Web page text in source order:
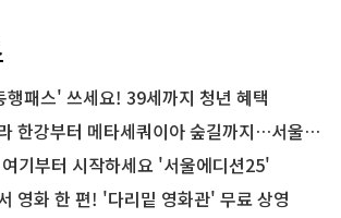
행패스' 쓰세요! 39세까지 청년 혜택
부터 메타세쿼이아 숲길까지…서울둘레길 15코스
기부터 시작하세요 '서울에디션25'
영화 한 편! '다리밑 영화관' 무료 상영